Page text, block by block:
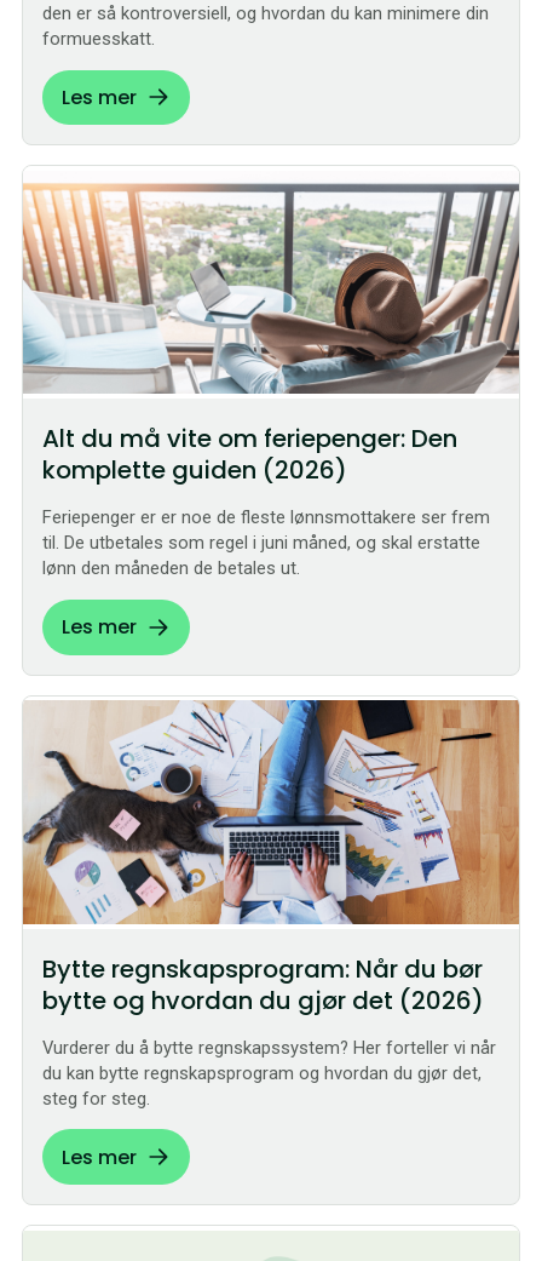
den er så kontroversiell, og hvordan du kan minimere din
formuesskatt.
Les mer
Alt du må vite om feriepenger: Den
komplette guiden (2026)
Feriepenger er er noe de fleste lønnsmottakere ser frem
til. De utbetales som regel i juni måned, og skal erstatte
lønn den måneden de betales ut.
Les mer
Bytte regnskapsprogram: Når du bør
bytte og hvordan du gjør det (2026)
Vurderer du å bytte regnskapssystem? Her forteller vi når
du kan bytte regnskapsprogram og hvordan du gjør det,
steg for steg.
Les mer